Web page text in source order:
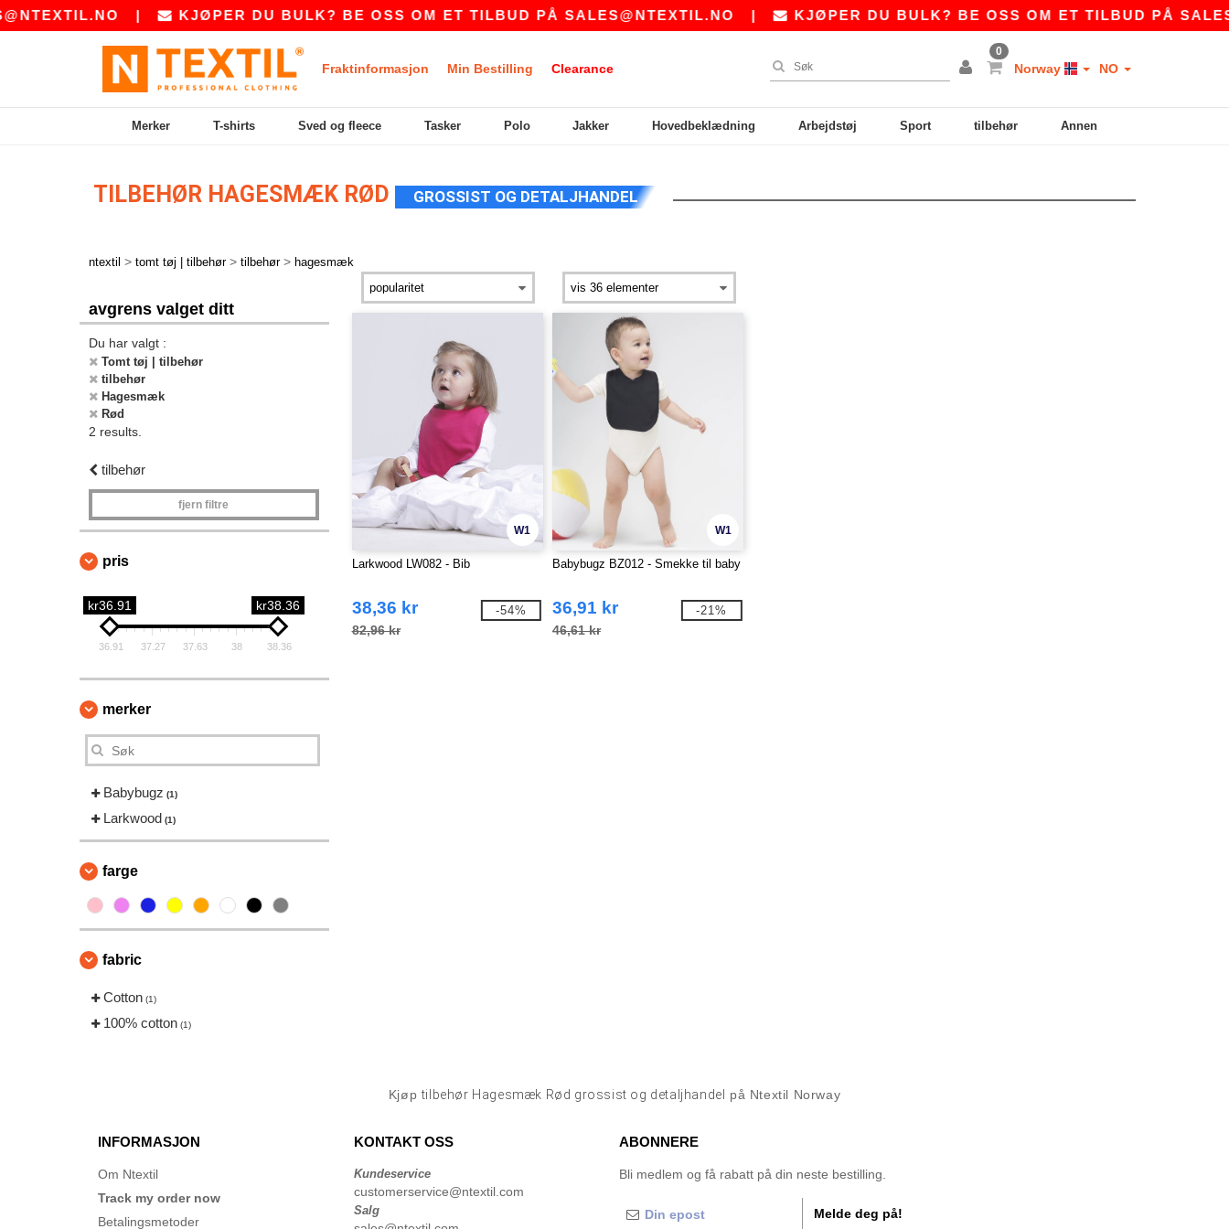
| KJØPER DU BULK? BE OSS OM ET TILBUD PÅSALES@NTEXTIL.NO| KJØPER DU BULK? BE OSS OM ET TILBUD PÅ
Fraktinformasjon Min Bestilling Clearance
0
Norway NO
Merker T-shirts Sved og fleece Tasker Polo Jakker Hovedbeklædning Arbejdstøj Sport tilbehør Annen
TILBEHØR HAGESMÆK RØD GROSSIST OG DETALJHANDEL
ntextil > tomt tøj | tilbehør > tilbehør > hagesmæk
avgrens valget ditt
Du har valgt :
Tomt tøj | tilbehør
tilbehør
Hagesmæk
Rød
2 results.
tilbehør
fjern filtre
pris
kr36.91 kr38.36
36.91 37.27 37.63 38 38.36
merker
Babybugz (1)
Larkwood (1)
farge
fabric
Cotton (1)
100% cotton (1)
W1
Larkwood LW082 - Bib
38,36 kr
82,96 kr
-54%
W1
Babybugz BZ012 - Smekke til baby
36,91 kr
46,61 kr
-21%
Kjøptilbehør Hagesmæk Rød grossist og detaljhandel på Ntextil Norway
INFORMASJON
Om Ntextil
Track my order now
Betalingsmetoder
KONTAKT OSS
Kundeservice
customerservice@ntextil.com
Salg
ABONNERE
Bli medlem og få rabatt på din neste bestilling.
Melde deg på!